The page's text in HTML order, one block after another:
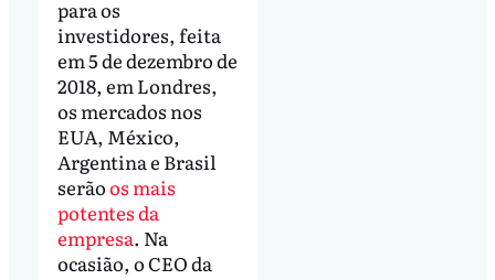
para os
investidores, feita
em 5 de dezembro de
2018, em Londres,
os mercados nos
EUA, México,
Argentina e Brasil
serãoos mais
potentes da
empresa. Na
ocasião, o CEO da